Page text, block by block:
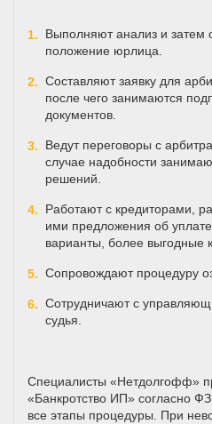
Выполняют анализ и затем
положение юрлица.
Составляют заявку для
после чего занимаются
документов.
Ведут переговоры с
случае надобности
решений.
Работают с кредиторами,
ими предложения об
варианты, более выгодные
Сопровождают процедуру
Сотрудничают с
судья.
Специалисты «Нетдолгофф»
«Банкротство ИП» согласно
все этапы процедуры. При